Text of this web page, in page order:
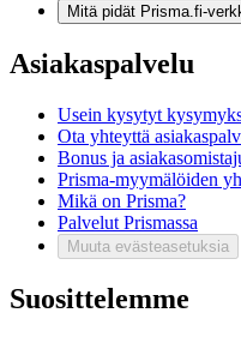
Mitä pidät Prisma.fi-
Asiakaspalvelu
Usein kysytyt
Ota yhteyttä
Bonus ja
Prisma-myymälöiden
Mikä on Prisma?
Palvelut Prismassa
Muuta evästeasetuksia
Suosittelemme